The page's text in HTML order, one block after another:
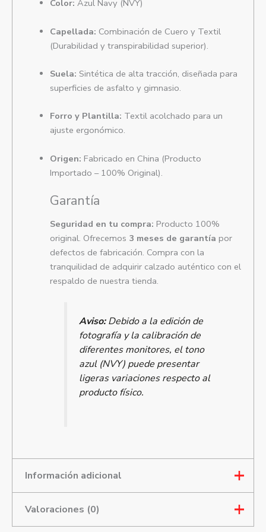
Color: Azul Navy (NVY)
Capellada: Combinación de Cuero y Textil
(Durabilidad y transpirabilidad superior).
Suela: Sintética de alta tracción, diseñada para
superficies de asfalto y gimnasio.
Forro y Plantilla: Textil acolchado para un
ajuste ergonómico.
Origen: Fabricado en China (Producto
Importado – 100% Original).
Garantía
Seguridad en tu compra: Producto 100%
original. Ofrecemos 3 meses de garantía por
defectos de fabricación. Compra con la
tranquilidad de adquirir calzado auténtico con el
respaldo de nuestra tienda.
Aviso:Debido a la edición de
fotografía y la calibración de
diferentes monitores, el tono
azul (NVY) puede presentar
ligeras variaciones respecto al
producto físico.
Información adicional
Talla
Valoraciones (0)